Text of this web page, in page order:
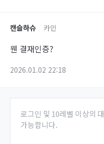
캔슬하슈 카인
웬 결재인증?
2026.01.02 22:18
로그인 및 10레벨 이상의
가능합니다.